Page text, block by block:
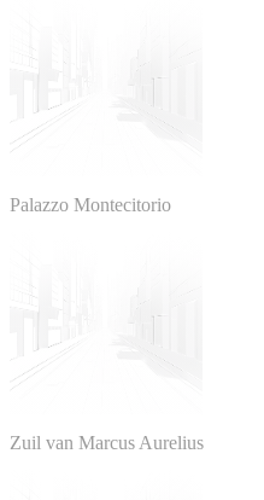
Palazzo Montecitorio
Zuil van Marcus Aurelius